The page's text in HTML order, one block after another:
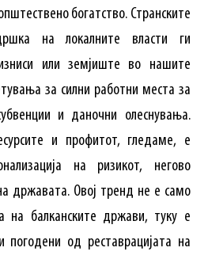
богатство. Странските
на локалните власти ги
или земјиште во нашите
за силни работни места за
и даночни олеснувања.
и профитот, гледаме, е
на ризикот, негово
државата. Овој тренд не е само
на балканските држави, туку е
погодени од реставрацијата на